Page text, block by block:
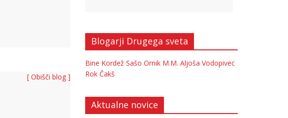
[ Obišči blog ]
Blogarji Drugega sveta
Bine Kordež Sašo Ornik M.M. Aljoša Vodopivec
Rok Čakš
Aktualne novice